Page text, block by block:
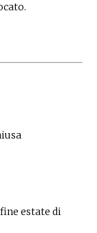
estate di